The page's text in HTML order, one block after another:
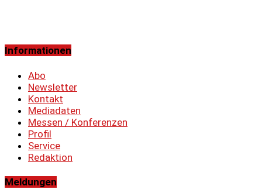
Informationen
Abo
Newsletter
Kontakt
Mediadaten
Messen / Konferenzen
Profil
Service
Redaktion
Meldungen